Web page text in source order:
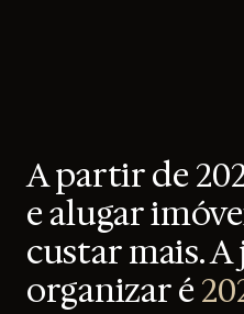
A partir de
e alugar
custar mais.
organizar é